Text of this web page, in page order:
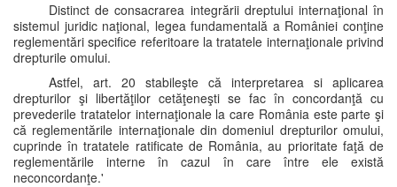
Distinct de consacrarea integrării dreptului internaţional în
sistemul juridic naţional, legea fundamentală a României conţine
reglementări specifice referitoare la tratatele internaţionale privind
drepturile omului.
Astfel, art. 20 stabileşte că interpretarea si aplicarea
drepturilor şi libertăţilor cetăţeneşti se fac în concordanţă cu
prevederile tratatelor internaţionale la care România este parte şi
că reglementările internaţionale din domeniul drepturilor omului,
cuprinde în tratatele ratificate de România, au prioritate faţă de
reglementările interne în cazul în care între ele există
neconcordanţe.'